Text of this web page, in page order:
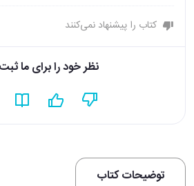
کتاب را پیشنهاد نمی‌کنند
نظر خود را برای ما
توضیحات کتاب